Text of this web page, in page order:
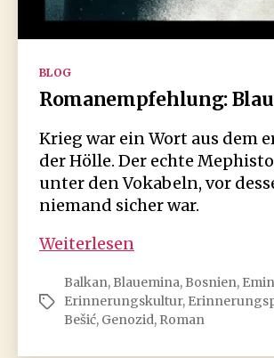
Kategorien
BLOG
Romanempfehlung:
Krieg war ein Wort aus dem
der Hölle. Der echte
unter den Vokabeln, vor
niemand sicher war.
Weiterlesen
Schlagwörter
Balkan, Blauemina, Bosnien,
Erinnerungskultur,
Bešić, Genozid, Roman